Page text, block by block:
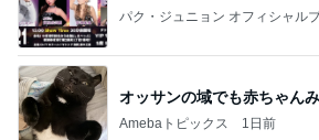
パク・ジュニョン オフィシャル
オッサンの域でも赤ちゃん
Amebaトピックス 1日前